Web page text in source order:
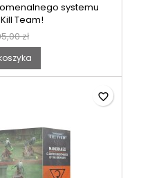
systemu
Team!
zł
favorite_border